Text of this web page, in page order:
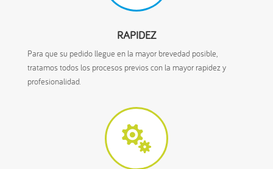
RAPIDEZ
Para que su pedido llegue en la mayor brevedad posible,
tratamos todos los procesos previos con la mayor rapidez y
profesionalidad.
